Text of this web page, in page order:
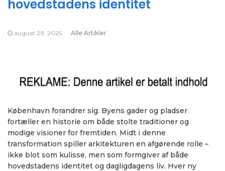
hovedstadens identitet
august 29, 2025 Alle Artikler
København forandrer sig. Byens gader og pladser
fortæller en historie om både stolte traditioner og
modige visioner for fremtiden. Midt i denne
transformation spiller arkitekturen en afgørende rolle –
ikke blot som kulisse, men som formgiver af både
hovedstadens identitet og dagligdagens liv. Hver ny